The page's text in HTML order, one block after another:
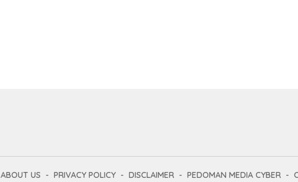
ABOUT US PRIVACY POLICY DISCLAIMER PEDOMAN MEDIA CYBER